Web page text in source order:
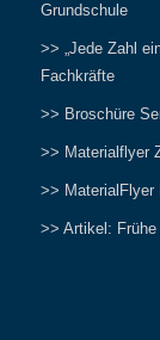
Grundschule
>> „Jede Zahl
Fachkräfte
>> Broschüre
>> Materialflyer
>> MaterialFlyer
>> Artikel: